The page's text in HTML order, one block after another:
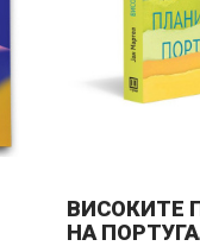
ВИСОКИТЕ
НА